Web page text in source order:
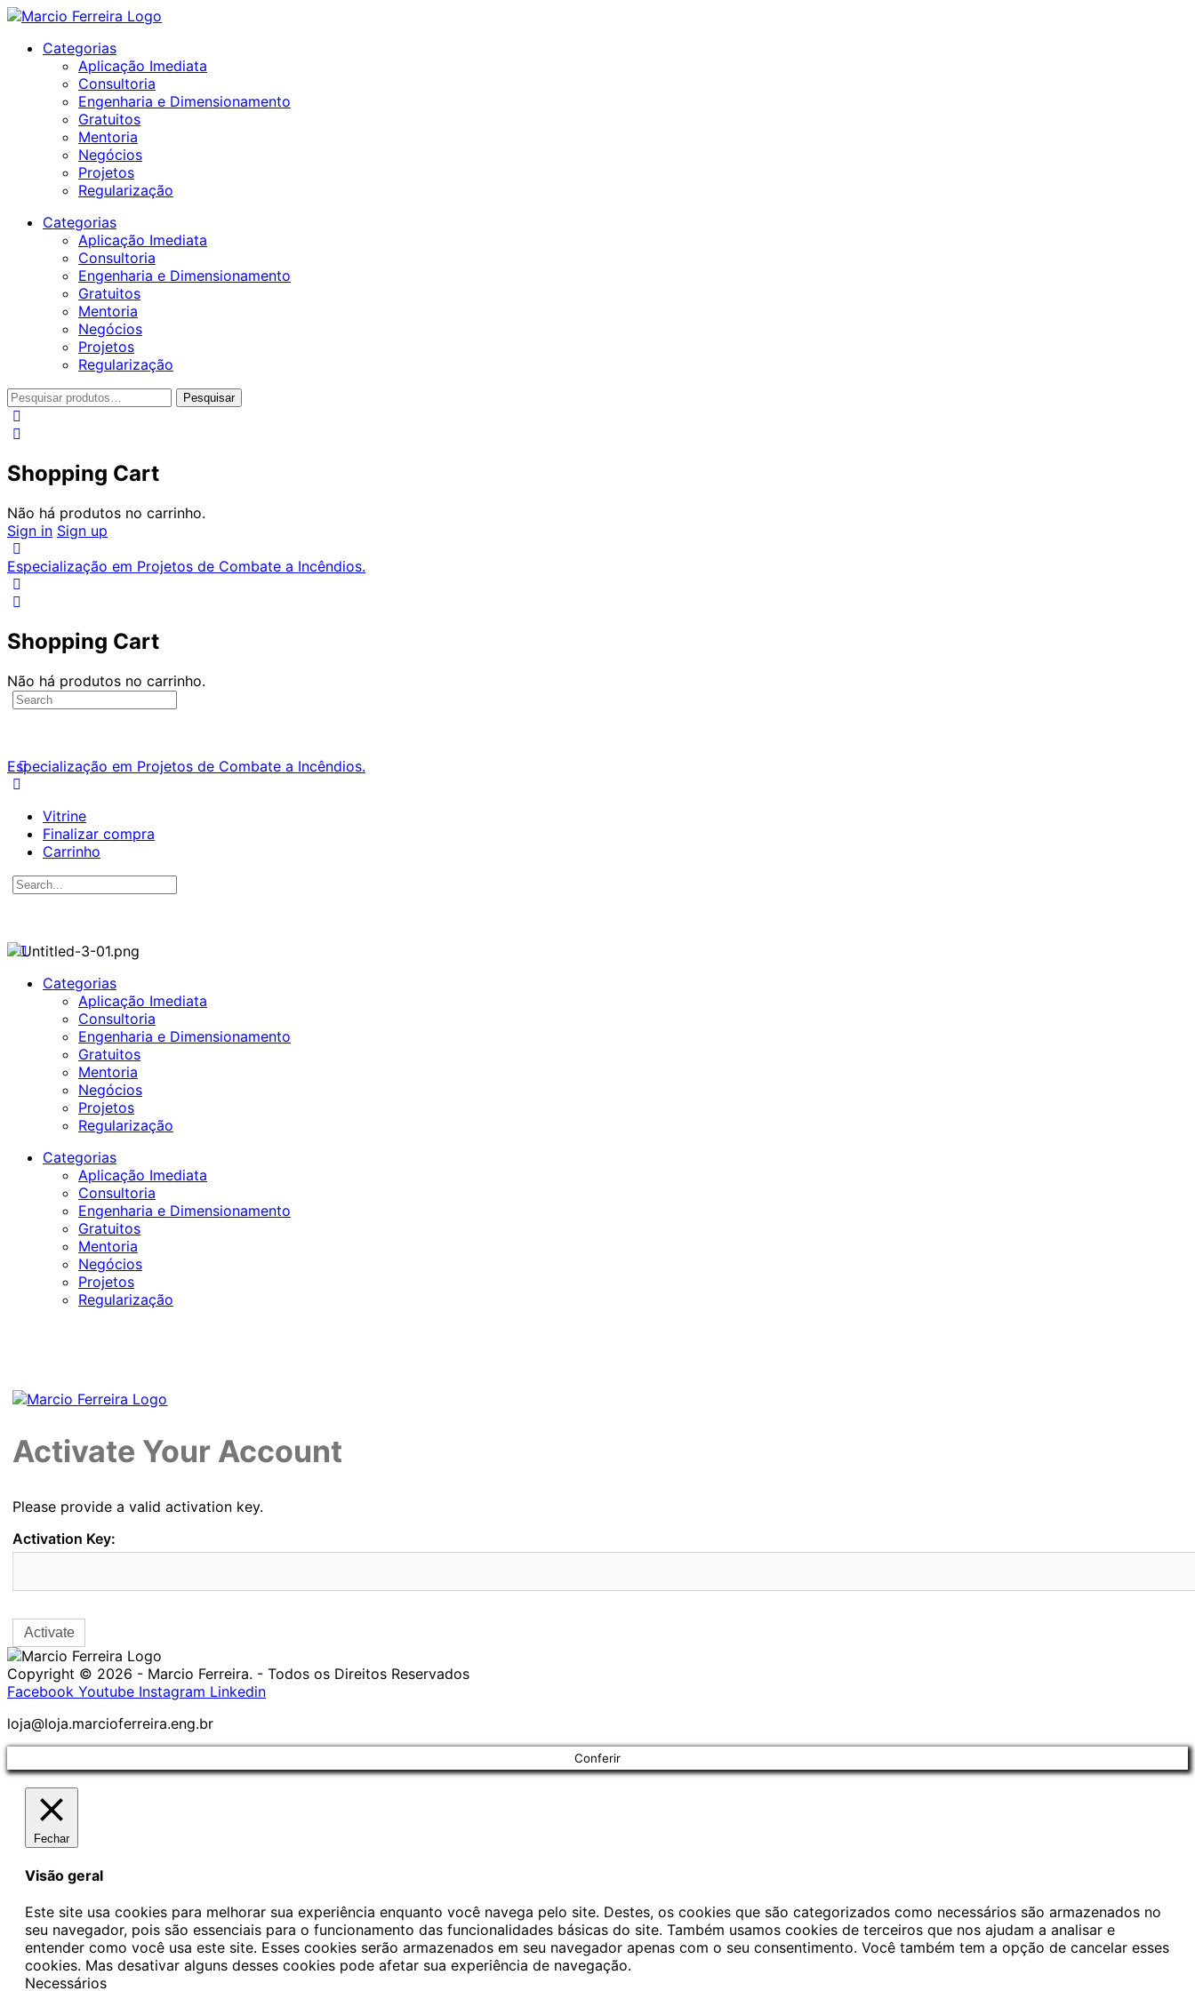
Categorias
Aplicação Imediata
Consultoria
Engenharia e Dimensionamento
Gratuitos
Mentoria
Negócios
Projetos
Regularização
Categorias
Aplicação Imediata
Consultoria
Engenharia e Dimensionamento
Gratuitos
Mentoria
Negócios
Projetos
Regularização
Pesquisar
por:
Pesquisar
Shopping Cart
Não há produtos no carrinho.
Sign in Sign up
Especialização em Projetos de Combate a Incêndios.
Shopping Cart
Não há produtos no carrinho.
Search
for:
Especialização em Projetos de Combate a Incêndios.
Vitrine
Finalizar compra
Carrinho
Search
for:
Categorias
Aplicação Imediata
Consultoria
Engenharia e Dimensionamento
Gratuitos
Mentoria
Negócios
Projetos
Regularização
Categorias
Aplicação Imediata
Consultoria
Engenharia e Dimensionamento
Gratuitos
Mentoria
Negócios
Projetos
Regularização
Activate Your Account
Please provide a valid activation key.
Activation Key:
Copyright © 2026 - Marcio Ferreira. - Todos os Direitos Reservados
Facebook Youtube Instagram Linkedin
loja@loja.marcioferreira.eng.br
Conferir
Fechar
Visão geral
Este site usa cookies para melhorar sua experiência enquanto você navega pelo site. Destes, os cookies que são categorizados como necessários são armazenados no
seu navegador, pois são essenciais para o funcionamento das funcionalidades básicas do site. Também usamos cookies de terceiros que nos ajudam a analisar e
entender como você usa este site. Esses cookies serão armazenados em seu navegador apenas com o seu consentimento. Você também tem a opção de cancelar esses
cookies. Mas desativar alguns desses cookies pode afetar sua experiência de navegação.
Necessários